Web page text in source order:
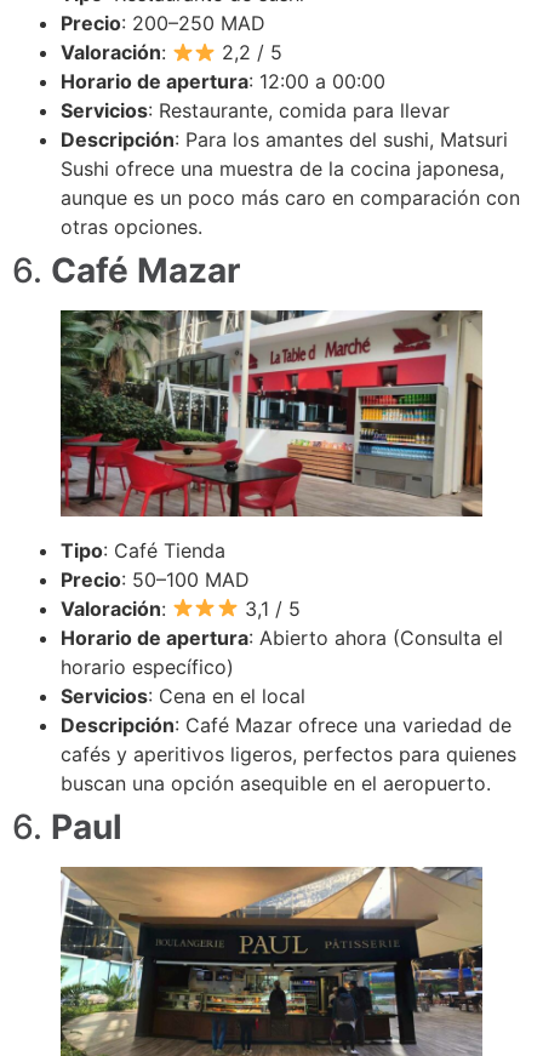
Precio: 200–250 MAD
Valoración:
2,2 / 5
Horario de apertura: 12:00 a 00:00
Servicios: Restaurante, comida para llevar
Descripción: Para los amantes del sushi, Matsuri
Sushi ofrece una muestra de la cocina japonesa,
aunque es un poco más caro en comparación con
otras opciones.
6. Café Mazar
Tipo: Café Tienda
Precio: 50–100 MAD
Valoración:
3,1 / 5
Horario de apertura: Abierto ahora (Consulta el
horario específico)
Servicios: Cena en el local
Descripción: Café Mazar ofrece una variedad de
cafés y aperitivos ligeros, perfectos para quienes
buscan una opción asequible en el aeropuerto.
6. Paul